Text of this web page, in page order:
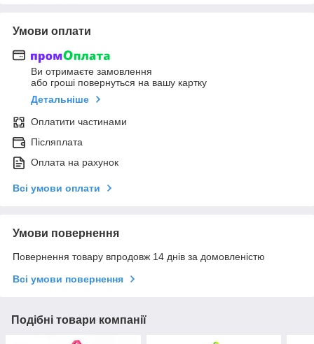
Умови оплати
Ви отримаєте замовлення
або гроші повернуться на вашу картку
Детальніше
Оплатити частинами
Післяплата
Оплата на рахунок
Всі умови оплати
Умови повернення
Повернення товару впродовж 14 днів за домовленістю
Всі умови повернення
Подібні товари компанії